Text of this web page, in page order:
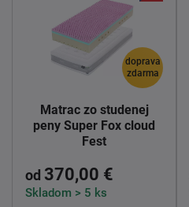
doprava
zdarma
Matrac zo studenej
peny Super Fox cloud
Fest
od 370,00 €
Skladom > 5 ks